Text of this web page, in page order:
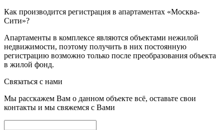
Как производится регистрация в апартаментах «Москва-
Сити»?
Апартаменты в комплексе являются объектами нежилой
недвижимости, поэтому получить в них постоянную
регистрацию возможно только после преобразования объекта
в жилой фонд.
Связаться с нами
Мы расскажем Вам о данном объекте всё, оставьте свои
контакты и мы свяжемся с Вами